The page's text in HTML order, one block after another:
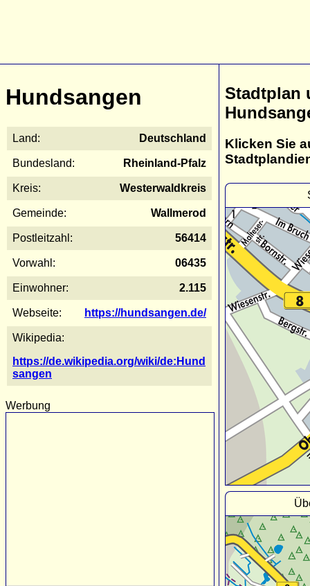
Hundsangen
Land: Deutschland
Bundesland: Rheinland-Pfalz
Kreis: Westerwaldkreis
Gemeinde: Wallmerod
Postleitzahl: 56414
Vorwahl: 06435
Einwohner: 2.115
Webseite: https://hundsangen.de/
Wikipedia:
https://de.wikipedia.org/wiki/de:Hund
sangen
Werbung
Stadtplan
Klicken Sie